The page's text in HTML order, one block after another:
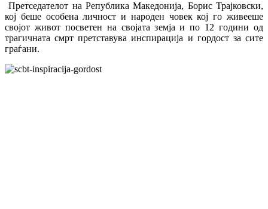
Претседателот на Република Македонија, Борис Трајковски,
кој беше особена личност и народен човек кој го живееше
својот живот посветен на својата земја и по 12 години од
трагичната смрт претставува инспирација и гордост за сите
граѓани.